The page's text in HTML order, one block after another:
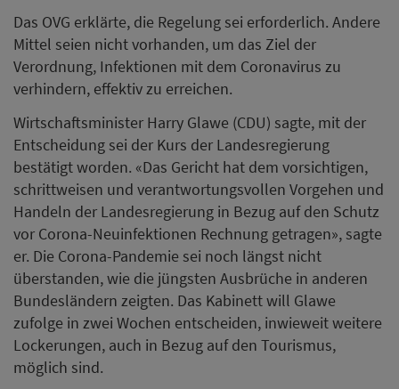
Das OVG erklärte, die Regelung sei erforderlich. Andere
Mittel seien nicht vorhanden, um das Ziel der
Verordnung, Infektionen mit dem Coronavirus zu
verhindern, effektiv zu erreichen.
Wirtschaftsminister Harry Glawe (CDU) sagte, mit der
Entscheidung sei der Kurs der Landesregierung
bestätigt worden. «Das Gericht hat dem vorsichtigen,
schrittweisen und verantwortungsvollen Vorgehen und
Handeln der Landesregierung in Bezug auf den Schutz
vor Corona-Neuinfektionen Rechnung getragen», sagte
er. Die Corona-Pandemie sei noch längst nicht
überstanden, wie die jüngsten Ausbrüche in anderen
Bundesländern zeigten. Das Kabinett will Glawe
zufolge in zwei Wochen entscheiden, inwieweit weitere
Lockerungen, auch in Bezug auf den Tourismus,
möglich sind.